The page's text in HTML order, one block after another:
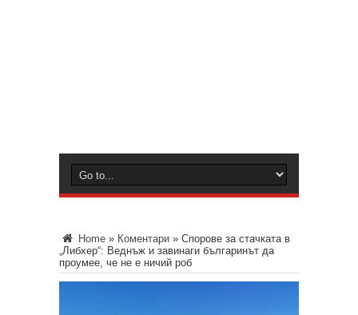
Home » Коментари » Спорове за стачката в
„Либхер“: Веднъж и завинаги българинът да
проумее, че не е ничий роб